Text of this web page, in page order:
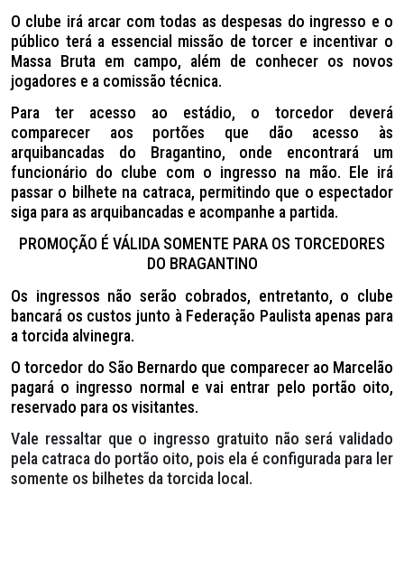
O clube irá arcar com todas as despesas do ingresso e o
público terá a essencial missão de torcer e incentivar o
Massa Bruta em campo, além de conhecer os novos
jogadores e a comissão técnica.
Para ter acesso ao estádio, o torcedor deverá
comparecer aos portões que dão acesso às
arquibancadas do Bragantino, onde encontrará um
funcionário do clube com o ingresso na mão. Ele irá
passar o bilhete na catraca, permitindo que o espectador
siga para as arquibancadas e acompanhe a partida.
PROMOÇÃO É VÁLIDA SOMENTE PARA OS TORCEDORES
DO BRAGANTINO
Os ingressos não serão cobrados, entretanto, o clube
bancará os custos junto à Federação Paulista apenas para
a torcida alvinegra.
O torcedor do São Bernardo que comparecer ao Marcelão
pagará o ingresso normal e vai entrar pelo portão oito,
reservado para os visitantes.
Vale ressaltar que o ingresso gratuito não será validado
pela catraca do portão oito, pois ela é configurada para ler
somente os bilhetes da torcida local.